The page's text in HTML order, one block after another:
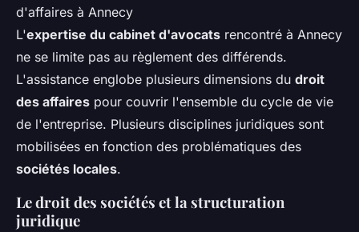
L'expertise du cabinet d'avocats rencontré à Annecy
ne se limite pas au règlement des différends.
L'assistance englobe plusieurs dimensions du droit
des affaires pour couvrir l'ensemble du cycle de vie
de l'entreprise. Plusieurs disciplines juridiques sont
mobilisées en fonction des problématiques des
sociétés locales.
Le droit des sociétés et la structuration
juridique